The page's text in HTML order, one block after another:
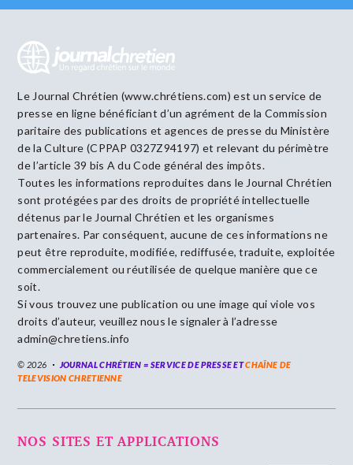
Le Journal Chrétien (www.chrétiens.com) est un service de
presse en ligne bénéficiant d’un agrément de la Commission
paritaire des publications et agences de presse du Ministère
de la Culture (CPPAP 0327Z94197) et relevant du périmètre
de l’article 39 bis A du Code général des impôts.
Toutes les informations reproduites dans le Journal Chrétien
sont protégées par des droits de propriété intellectuelle
détenus par le Journal Chrétien et les organismes
partenaires. Par conséquent, aucune de ces informations ne
peut être reproduite, modifiée, rediffusée, traduite, exploitée
commercialement ou réutilisée de quelque manière que ce
soit.
Si vous trouvez une publication ou une image qui viole vos
droits d’auteur, veuillez nous le signaler à l’adresse
admin@chretiens.info
© 2026 JOURNAL CHRÉTIEN = SERVICE DE PRESSE ETCHAÎNE DE
TELEVISION CHRETIENNE
NOS SITES ET APPLICATIONS